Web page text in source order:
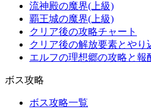
流神殿の魔界(上級)
覇王城の魔界(上級)
クリア後の攻略チャート
クリア後の解放要素とやり
エルフの理想郷の攻略と報
ボス攻略
ボス攻略一覧